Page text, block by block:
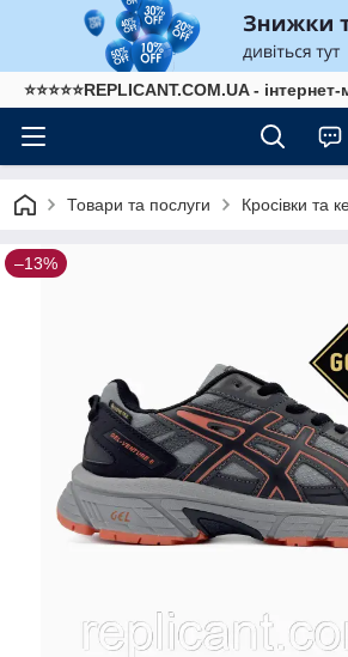
⭐⭐⭐⭐⭐REPLICANT.COM.UA -
Товари та послуги Кросівки та
–13%